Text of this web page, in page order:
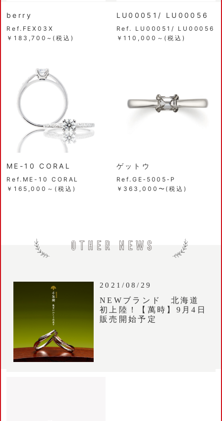
berry
Ref.FEX03X
￥183,700~(税込)
LU00051/ LU00056
Ref. LU00051/ LU00056
￥110,000～(税込)
ME-10 CORAL
Ref.ME-10 CORAL
￥165,000～(税込)
ゲットウ
Ref.GE‐5005‐P
￥363,000〜(税込)
2021/08/29
NEWブランド 北海道
初上陸！【萬時】9月4日
販売開始予定